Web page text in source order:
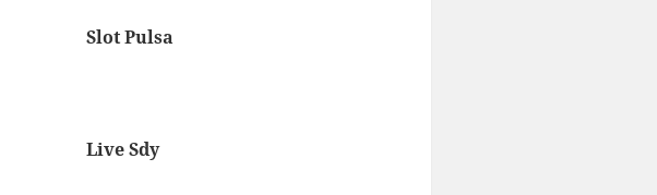
Slot Pulsa
Live Sdy